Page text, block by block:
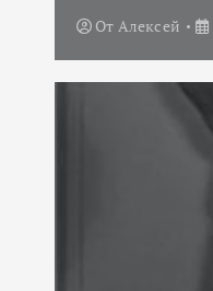
От Алексей